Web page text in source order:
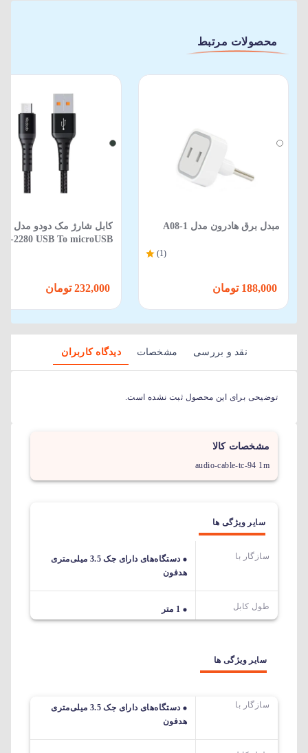
محصولات مرتبط
مبدل برق هادرون مدل A08-1
(1)
نقد و بررسی مشخصات دیدگاه کاربران
توضیحی برای این محصول ثبت نشده است.
مشخصات کالا
audio-cable-tc-94 1m
سایر ویژگی ها
سازگار با
دستگاه‌های دارای جک 3.5 میلی‌متری
هدفون
طول کابل 1 متر
سایر ویژگی ها
سازگار با
دستگاه‌های دارای جک 3.5 میلی‌متری
هدفون